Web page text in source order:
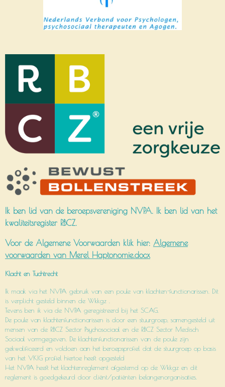
Ik ben lid van de beroepsvereniging NVPA. Ik ben lid van het
kwaliteitsregister RBCZ.
Voor de Algemene Voorwaarden klik hier: Algemene
voorwaarden van Merel Haptonomie.docx
Klacht en Tuchtrecht
Ik maak via het NVPA gebruik van een poule van klachten-functionarissen. Dit
is verplicht gesteld binnen de Wkkgz .
Tevens ben ik via de NVPA geregistreerd bij het SCAG.
De poule van klachtenfunctionarissen is door een stuurgroep, samengesteld uit
mensen van de RBCZ Sector Psychosociaal en de RBCZ Sector Medisch
Sociaal vormgegeven. De klachtenfunctionarissen van de poule zijn
gekwalificeerd en voldoen aan het beroepsprofiel dat de stuurgroep op basis
van het VKIG profiel hiertoe heeft opgesteld
Het NVPA heeft het klachtenreglement afgestemd op de Wkkgz en dit
reglement is goedgekeurd door cliënt/patiënten belangenorganisaties.